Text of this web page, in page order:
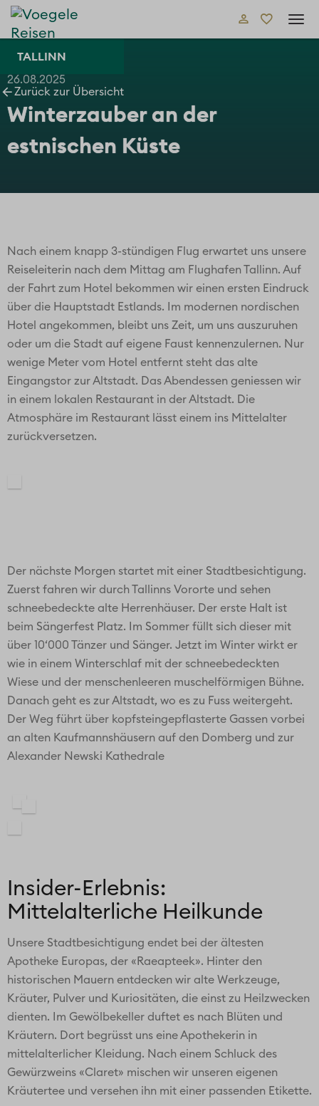
26.08.2025
TALLINN
Zurück zur Übersicht
Winterzauber an der
estnischen Küste
Nach einem knapp 3-stündigen Flug erwartet uns unsere
Reiseleiterin nach dem Mittag am Flughafen Tallinn. Auf
der Fahrt zum Hotel bekommen wir einen ersten Eindruck
über die Hauptstadt Estlands. Im modernen nordischen
Hotel angekommen, bleibt uns Zeit, um uns auszuruhen
oder um die Stadt auf eigene Faust kennenzulernen. Nur
wenige Meter vom Hotel entfernt steht das alte
Eingangstor zur Altstadt. Das Abendessen geniessen wir
in einem lokalen Restaurant in der Altstadt. Die
Atmosphäre im Restaurant lässt einem ins Mittelalter
zurückversetzen.
Der nächste Morgen startet mit einer Stadtbesichtigung.
Zuerst fahren wir durch Tallinns Vororte und sehen
schneebedeckte alte Herrenhäuser. Der erste Halt ist
beim Sängerfest Platz. Im Sommer füllt sich dieser mit
über 10‘000 Tänzer und Sänger. Jetzt im Winter wirkt er
wie in einem Winterschlaf mit der schneebedeckten
Wiese und der menschenleeren muschelförmigen Bühne.
Danach geht es zur Altstadt, wo es zu Fuss weitergeht.
Der Weg führt über kopfsteingepflasterte Gassen vorbei
an alten Kaufmannshäusern auf den Domberg und zur
Alexander Newski Kathedrale
Insider-Erlebnis:
Mittelalterliche Heilkunde
Unsere Stadtbesichtigung endet bei der ältesten
Apotheke Europas, der «Raeapteek». Hinter den
historischen Mauern entdecken wir alte Werkzeuge,
Kräuter, Pulver und Kuriositäten, die einst zu Heilzwecken
dienten. Im Gewölbekeller duftet es nach Blüten und
Kräutern. Dort begrüsst uns eine Apothekerin in
mittelalterlicher Kleidung. Nach einem Schluck des
Gewürzweins «Claret» mischen wir unseren eigenen
Kräutertee und versehen ihn mit einer passenden Etikette.